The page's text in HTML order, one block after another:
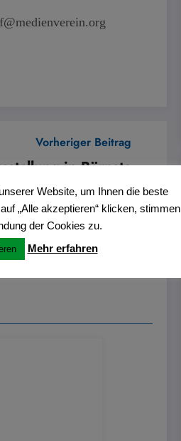
Vorheriger Beitrag
in Börnste
Website, um Ihnen die beste
„Alle akzeptieren“ klicken, stimmen
der Cookies zu.
Mehr erfahren